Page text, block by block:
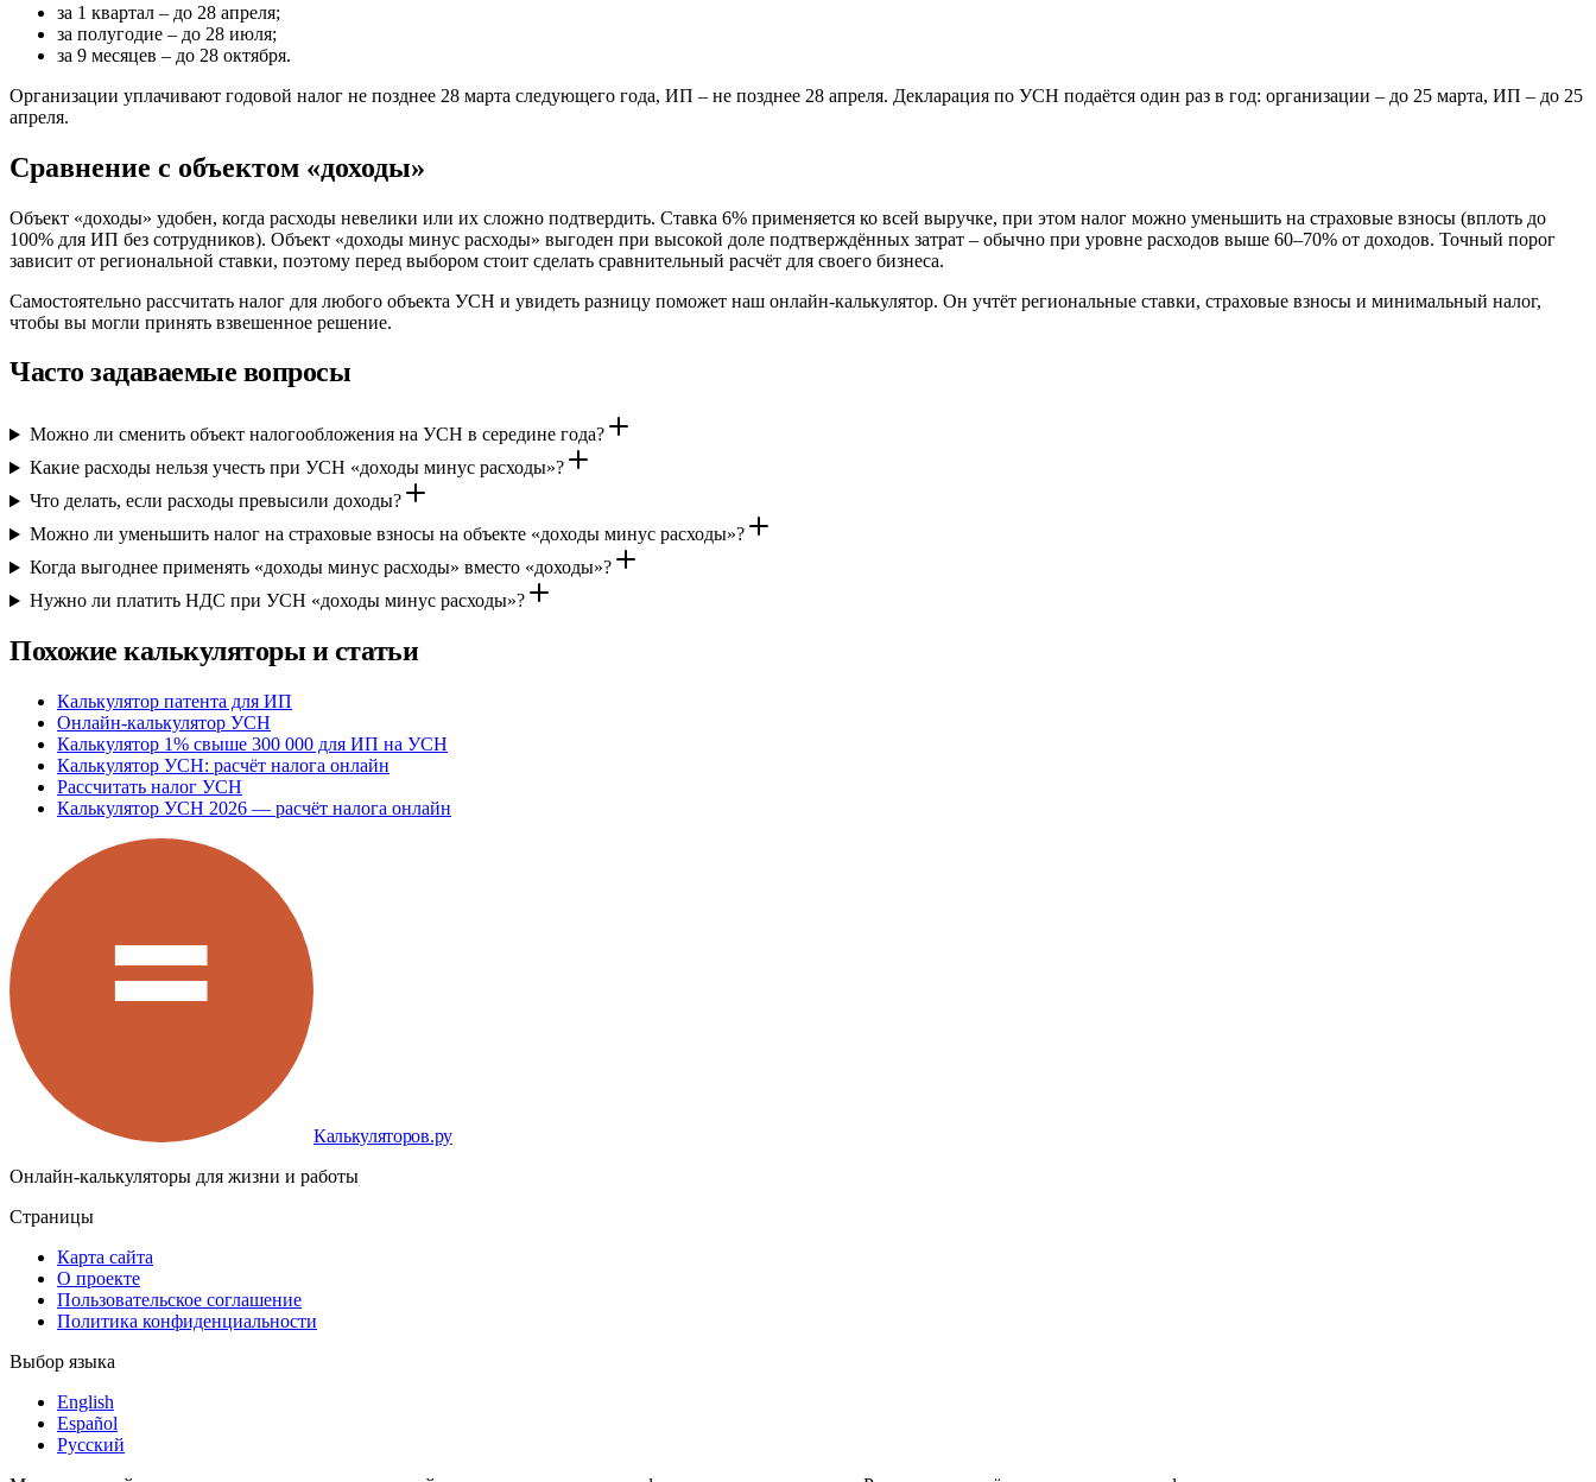
за 1 квартал – до 28 апреля;
за полугодие – до 28 июля;
за 9 месяцев – до 28 октября.
Организации уплачивают годовой налог не позднее 28 марта следующего года, ИП – не позднее 28 апреля. Декларация по УСН подаётся один раз в год: организации – до 25 марта, ИП – до 25
апреля.
Сравнение с объектом «доходы»
Объект «доходы» удобен, когда расходы невелики или их сложно подтвердить. Ставка 6% применяется ко всей выручке, при этом налог можно уменьшить на страховые взносы (вплоть до
100% для ИП без сотрудников). Объект «доходы минус расходы» выгоден при высокой доле подтверждённых затрат – обычно при уровне расходов выше 60–70% от доходов. Точный порог
зависит от региональной ставки, поэтому перед выбором стоит сделать сравнительный расчёт для своего бизнеса.
Самостоятельно рассчитать налог для любого объекта УСН и увидеть разницу поможет наш онлайн-калькулятор. Он учтёт региональные ставки, страховые взносы и минимальный налог,
чтобы вы могли принять взвешенное решение.
Часто задаваемые вопросы
Можно ли сменить объект налогообложения на УСН в середине года?
Какие расходы нельзя учесть при УСН «доходы минус расходы»?
Что делать, если расходы превысили доходы?
Можно ли уменьшить налог на страховые взносы на объекте «доходы минус расходы»?
Когда выгоднее применять «доходы минус расходы» вместо «доходы»?
Нужно ли платить НДС при УСН «доходы минус расходы»?
Похожие калькуляторы и статьи
Калькулятор патента для ИП
Онлайн-калькулятор УСН
Калькулятор 1% свыше 300 000 для ИП на УСН
Калькулятор УСН: расчёт налога онлайн
Рассчитать налог УСН
Калькулятор УСН 2026 — расчёт налога онлайн
Калькуляторов.ру
Онлайн-калькуляторы для жизни и работы
Страницы
Карта сайта
О проекте
Пользовательское соглашение
Политика конфиденциальности
Выбор языка
English
Español
Русский